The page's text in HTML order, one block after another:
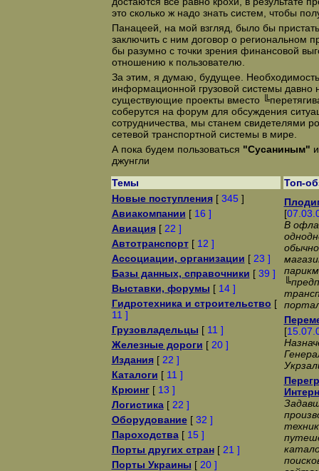
это сколько ж надо знать систем, чтобы
Панацеей, на мой взгляд, было бы
заключить с ним договор о региональном
бы разумно с точки зрения финансовой
отношению к пользователю.
За этим, я думаю, будущее.
информационной грузовой системы давно
существующие проекты вместо
соберутся на форум для обсуждения
сотрудничества, мы станем свидетелями
сетевой транспортной системы в мире.
А пока будем пользоваться "Сусаниным"
джунгли
Темы
Топ-
Новые поступления[ 345 ]
Авиакомпании [ 16 ]
Авиация[ 22 ]
Автотранспорт[ 12 ]
Ассоциации, организации [ 23 ]
Базы данных, справочники [ 39 ]
Выставки, форумы [ 14 ]
Гидротехника и строительство [
11 ]
Грузовладельцы [ 11 ]
Железные дороги [ 20 ]
Издания[ 22 ]
Каталоги [ 11 ]
Крюинг[ 13 ]
Логистика[ 22 ]
Оборудование[ 32 ]
Пароходства[ 15 ]
Порты других стран[ 21 ]
Порты Украины [ 20 ]
[
В
[